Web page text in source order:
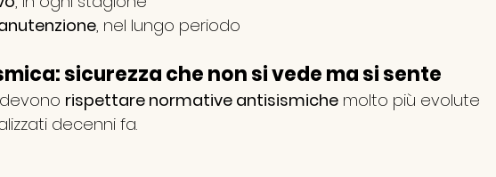
, nel lungo periodo
sicurezza che non si vede ma si sente
rispettare normative antisismiche molto più evolute
decenni fa.